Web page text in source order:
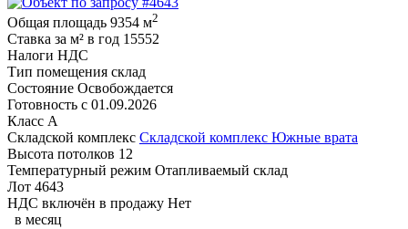
Общая площадь 9354 м2
Ставка за м² в год 15552
Налоги НДС
Тип помещения склад
Состояние Освобождается
Готовность с 01.09.2026
Класс A
Складской комплекс Складской комплекс Южные врата
Высота потолков 12
Температурный режим Отапливаемый склад
Лот 4643
НДС включён в продажу Нет
в месяц